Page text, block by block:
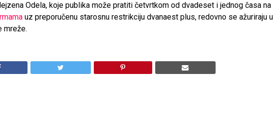
Odela, koje publika može pratiti četvrtkom od dvadeset i jednog časa na
uz preporučenu starosnu restrikciju dvanaest plus, redovno se ažuriraju u
mreže.